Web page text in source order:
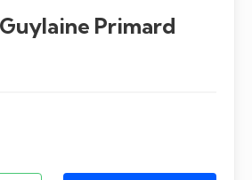
Guylaine Primard